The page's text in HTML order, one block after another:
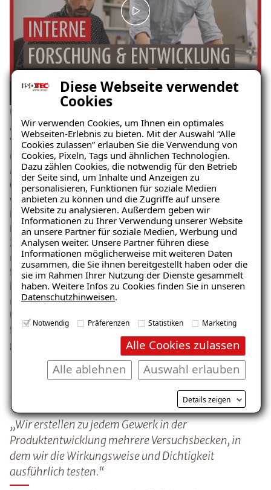
Diese Webseite verwendet
Cookies
Wir verwenden Cookies, um Ihnen ein optimales
Webseiten-Erlebnis zu bieten. Mit der Auswahl “Alle
Cookies zulassen” erlauben Sie die Verwendung von
Cookies, Pixeln, Tags und ähnlichen Technologien.
Dazu zählen Cookies, die notwendig für den Betrieb
der Seite sind, um Inhalte und Anzeigen zu
personalisieren, Funktionen für soziale Medien
anbieten zu können und die Zugriffe auf unsere
Website zu analysieren. Außerdem geben wir
Informationen zu Ihrer Verwendung unserer Website
an unsere Partner für soziale Medien, Werbung und
Analysen weiter. Unsere Partner führen diese
Informationen möglicherweise mit weiteren Daten
zusammen, die Sie ihnen bereitgestellt haben oder die
sie im Rahmen Ihrer Nutzung der Dienste gesammelt
haben. Weitere Infos zu Cookies finden Sie in unseren
Datenschutzhinweisen.
Notwendig Präferenzen Statistiken Marketing
Alle Cookies zulassen
Auswahl erlauben
Alle ablehnen
Details zeigen
Unsere Diplom-Ingenieure prüfen die Wirksamkeit der
am Markt erhältlichen Produkte druch strenge Tests,
Versuche und Analysen. Dieses Vorgehen macht uns
unabhängig von Herstellern und lässt uns die
Möglichkeit, ausschliesslich nachhöchsten
Qualitätsmassstäbenzu entscheiden. Gerne binden
wir auch Studenten und Universitäten in unsere
Forschungsarbeiten mit ein. Unter anderem die
Fachhochschulen Münster, Köln und die TU Dresden.
Zahlreiche Diplomarbeiten haben wir begleitet. Wir
mögen den Wissensdurst und die Neugier der
Studenten. Wir wertschätzen ihre Arbeit, mit der sie
helfen, unsere Produkte und Verfahren noch besser zu
machen. Wir sehen ISOTEC als das Know-how-
Unternehmen, wenn es um die fachgerechte
Sanierung von Feuchte- oder Schimmelpilzschäden
geht.
„Wir erstellen zu jedem Gewerk in der
Produktentwicklung mehrere Versuchsbecken, in
dem wir die Wirkungsweise und Dichtigkeit
ausführlich testen.“